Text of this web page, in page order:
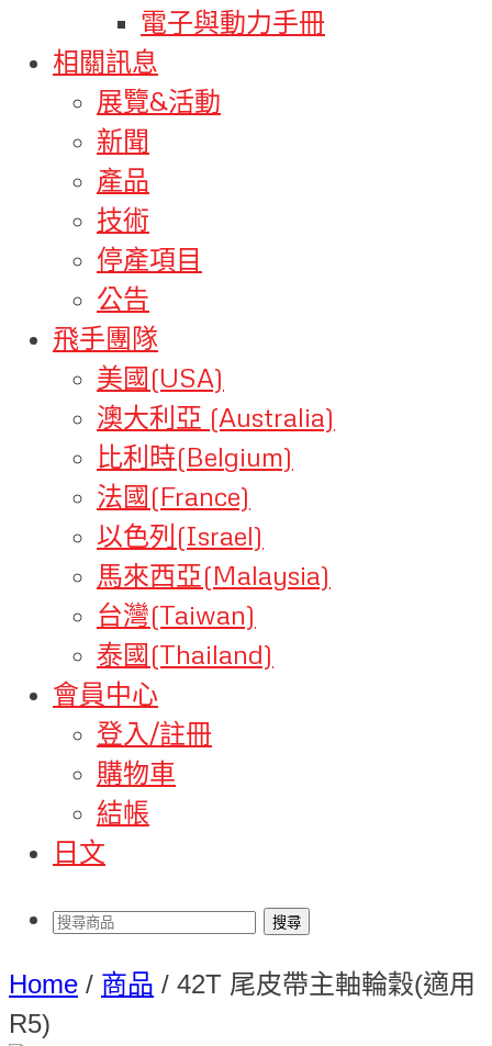
電子與動力手冊
相關訊息
展覽&活動
新聞
產品
技術
停產項目
公告
飛手團隊
美國(USA)
澳大利亞 (Australia)
比利時(Belgium)
法國(France)
以色列(Israel)
馬來西亞(Malaysia)
台灣(Taiwan)
泰國(Thailand)
會員中心
登入/註冊
購物車
結帳
日文
Home / 商品 / 42T 尾皮帶主軸輪穀(適用
R5)